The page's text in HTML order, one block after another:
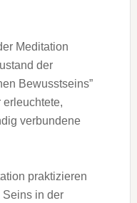
Meditation
der
Bewusstseins”
verbundene
praktizieren
Seins in der